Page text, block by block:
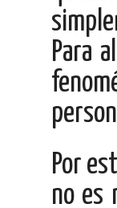
Para
Por
no es